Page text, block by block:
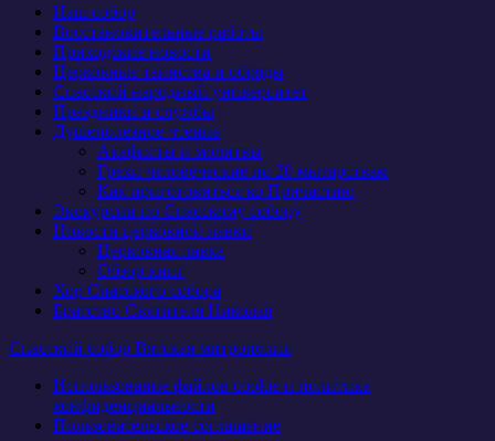
Наш собор
Восстановительные работы
Приходские новости
Церковные таинства и обряды
Спасский народный университет
Праздники и службы
Душеполезное чтение
Акафисты и молитвы
Грехи человеческие по 20 мытарствам
Как приготовиться ко Причастию
Экскурсии по Спасскому собору
Новости церковной лавки
Церковная лавка
Обзор книг
Хор Спасского собора
Братство Святителя Николая
Спасский собор Вятская митрополия
Использование файлов cookie и политика
конфиденциальности
Пользовательское соглашение